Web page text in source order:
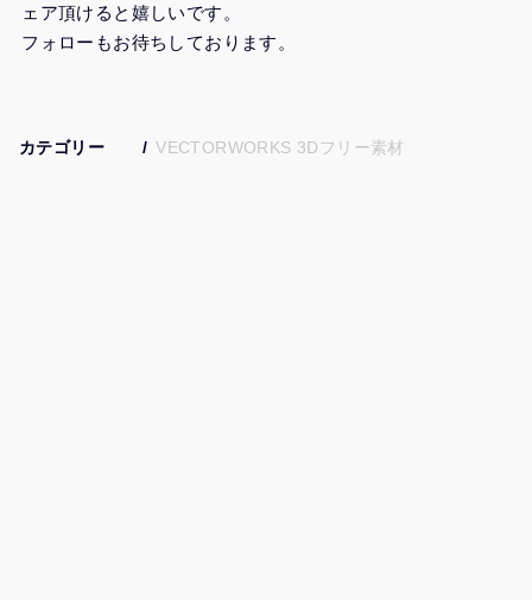
ェア頂けると嬉しいです。
フォローもお待ちしております。
カテゴリー VECTORWORKS 3Dフリー素材